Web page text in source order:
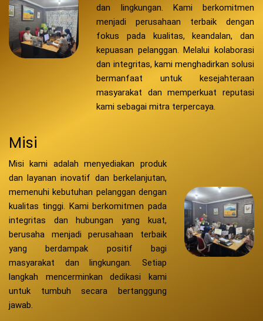
dan lingkungan. Kami berkomitmen
menjadi perusahaan terbaik dengan
fokus pada kualitas, keandalan, dan
kepuasan pelanggan. Melalui kolaborasi
dan integritas, kami menghadirkan solusi
bermanfaat untuk kesejahteraan
masyarakat dan memperkuat reputasi
kami sebagai mitra terpercaya.
Misi
Misi kami adalah menyediakan produk
dan layanan inovatif dan berkelanjutan,
memenuhi kebutuhan pelanggan dengan
kualitas tinggi. Kami berkomitmen pada
integritas dan hubungan yang kuat,
berusaha menjadi perusahaan terbaik
yang berdampak positif bagi
masyarakat dan lingkungan. Setiap
langkah mencerminkan dedikasi kami
untuk tumbuh secara bertanggung
jawab.